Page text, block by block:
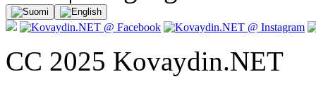
CC 2025 Kovaydin.NET